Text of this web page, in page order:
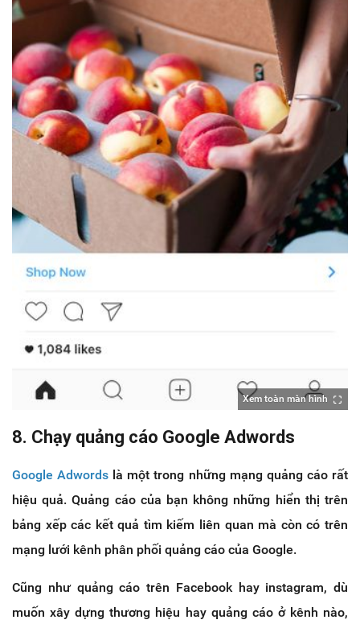
Xem toàn màn hình
8. Chạy quảng cáo Google Adwords
Google Adwords là một trong những mạng quảng cáo rất
hiệu quả. Quảng cáo của bạn không những hiển thị trên
bảng xếp các kết quả tìm kiếm liên quan mà còn có trên
mạng lưới kênh phân phối quảng cáo của Google.
Cũng như quảng cáo trên Facebook hay instagram, dù
muốn xây dựng thương hiệu hay quảng cáo ở kênh nào,